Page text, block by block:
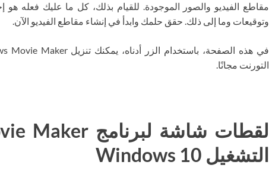
مقاطع الفيديو والصور الموجودة. للقيام بذلك، كل ما عليك فعله
وتوقيعات وما إلى ذلك. حقق حلمك وابدأ في إنشاء مقاطع الفيديو الآن.
التورنت مجانًا.
التشغيل Windows 10